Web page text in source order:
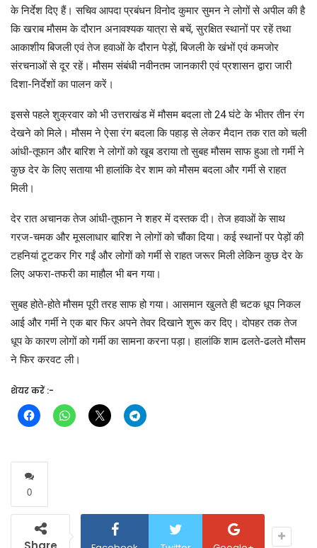
के निर्देश दिए हैं। सचिव आपदा प्रबंधन विनोद कुमार सुमन ने लोगों से अपील की है
कि खराब मौसम के दौरान अनावश्यक यात्रा से बचें, सुरक्षित स्थानों पर रहें तथा
आकाशीय बिजली एवं तेज हवाओं के दौरान पेड़ों, बिजली के खंभों एवं कमजोर
संरचनाओं से दूर रहें। मौसम संबंधी नवीनतम जानकारी एवं प्रशासन द्वारा जारी
दिशा-निर्देशों का पालन करें।
इससे पहले शुक्रवार को भी उत्तराखंड में मौसम बदला तो 24 घंटे के भीतर तीन रंग
देखने को मिले। मौसम ने ऐसा रंग बदला कि पहाड़ से लेकर मैदान तक रात को चली
आंधी-तूफान और बारिश ने लोगों को खूब डराया तो सुबह मौसम साफ हुआ तो गर्मी ने
कुछ देर के लिए सताया भी हालांकि देर शाम को मौसम बदला और गर्मी से राहत
मिली।
देर रात अचानक तेज आंधी-तूफान ने शहर में दस्तक दी। तेज हवाओं के साथ
गरज-चमक और मूसलाधार बारिश ने लोगों को चौंका दिया। कई स्थानों पर पेड़ों की
टहनियां टूटकर गिर गईं और लोगों को गर्मी से राहत जरूर मिली लेकिन कुछ देर के
लिए अफरा-तफरी का माहौल भी बन गया।
सुबह होते-होते मौसम पूरी तरह साफ हो गया। आसमान खुलते ही चटक धूप निकल
आई और गर्मी ने एक बार फिर अपने तेवर दिखाने शुरू कर दिए। दोपहर तक तेज
धूप के कारण लोगों को गर्मी का सामना करना पड़ा। हालांकि शाम ढलते-ढलते मौसम
ने फिर करवट ली।
शेयर करें :-
0